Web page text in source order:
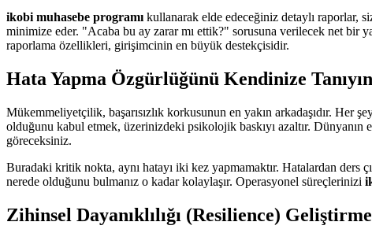
ikobi muhasebe programı kullanarak elde edeceğiniz detaylı raporlar,
minimize eder. "Acaba bu ay zarar mı ettik?" sorusuna verilecek net bir
raporlama özellikleri, girişimcinin en büyük destekçisidir.
Hata Yapma Özgürlüğünü Kendinize Tanıyın
Mükemmeliyetçilik, başarısızlık korkusunun en yakın arkadaşıdır. Her
olduğunu kabul etmek, üzerinizdeki psikolojik baskıyı azaltır.
göreceksiniz.
Buradaki kritik nokta, aynı hatayı iki kez yapmamaktır. Hatalardan ders
nerede olduğunu bulmanız o kadar kolaylaşır. Operasyonel süreçlerinizi
Zihinsel Dayanıklılığı (Resilience)